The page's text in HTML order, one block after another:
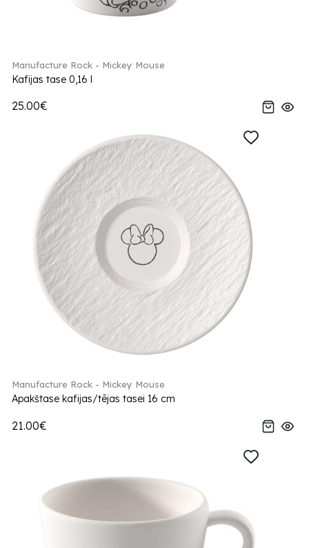
Manufacture Rock - Mickey Mouse
Kafijas tase 0,16 l
25.00€
Manufacture Rock - Mickey Mouse
Apakštase kafijas/tējas tasei 16 cm
21.00€